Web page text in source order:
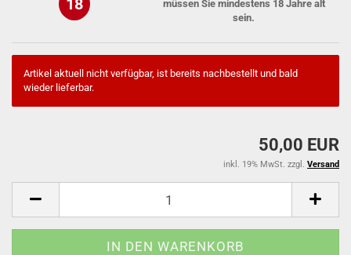
18
müssen Sie mindestens 18 Jahre alt
sein.
Artikel aktuell nicht verfügbar, ist bereits nachbestellt und bald
wieder lieferbar.
50,00 EUR
inkl. 19% MwSt. zzgl. Versand